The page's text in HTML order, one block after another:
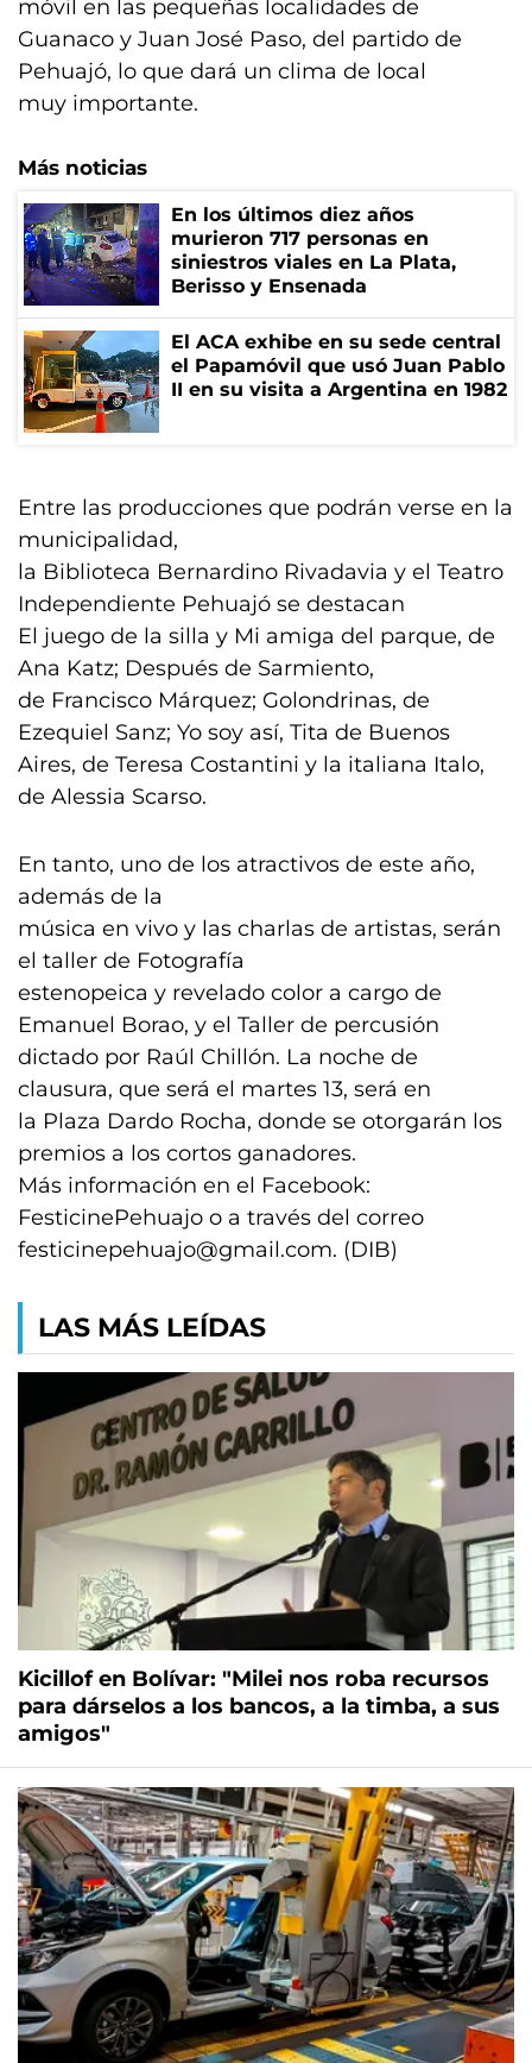
móvil en las pequeñas localidades de
Guanaco y Juan José Paso, del partido de
Pehuajó, lo que dará un clima de local
muy importante.
Más noticias
En los últimos diez años
murieron 717 personas en
siniestros viales en La Plata,
Berisso y Ensenada
El ACA exhibe en su sede central
el Papamóvil que usó Juan Pablo
II en su visita a Argentina en 1982
Entre las producciones que podrán verse en la
municipalidad,
la Biblioteca Bernardino Rivadavia y el Teatro
Independiente Pehuajó se destacan
El juego de la silla y Mi amiga del parque, de
Ana Katz; Después de Sarmiento,
de Francisco Márquez; Golondrinas, de
Ezequiel Sanz; Yo soy así, Tita de Buenos
Aires, de Teresa Costantini y la italiana Italo,
de Alessia Scarso.
En tanto, uno de los atractivos de este año,
además de la
música en vivo y las charlas de artistas, serán
el taller de Fotografía
estenopeica y revelado color a cargo de
Emanuel Borao, y el Taller de percusión
dictado por Raúl Chillón. La noche de
clausura, que será el martes 13, será en
la Plaza Dardo Rocha, donde se otorgarán los
premios a los cortos ganadores.
Más información en el Facebook:
FesticinePehuajo o a través del correo
festicinepehuajo@gmail.com. (DIB)
LAS MÁS LEÍDAS
Kicillof en Bolívar: "Milei nos roba recursos
para dárselos a los bancos, a la timba, a sus
amigos"